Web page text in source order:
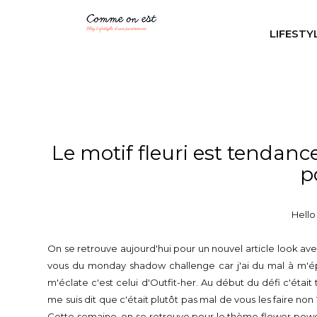
Le motif fleuri est
On se retrouve aujourd'hui pour un nouvel article look
vous du monday shadow challenge car j'ai du mal à
m'éclate c'est celui d'Outfit-her. Au début du défi c'était
me suis dit que c'était plutôt pas mal de vous les faire